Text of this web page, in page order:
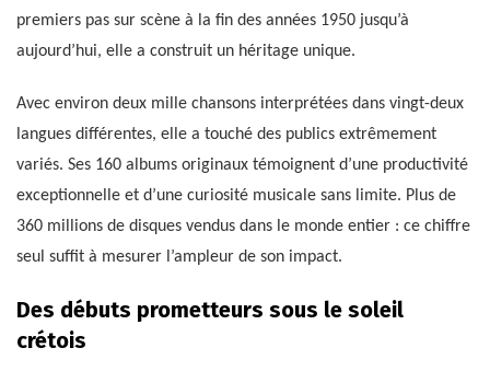
premiers pas sur scène à la fin des années 1950 jusqu’à
aujourd’hui, elle a construit un héritage unique.
Avec environ deux mille chansons interprétées dans vingt-deux
langues différentes, elle a touché des publics extrêmement
variés. Ses 160 albums originaux témoignent d’une productivité
exceptionnelle et d’une curiosité musicale sans limite. Plus de
360 millions de disques vendus dans le monde entier : ce chiffre
seul suffit à mesurer l’ampleur de son impact.
Des débuts prometteurs sous le soleil
crétois